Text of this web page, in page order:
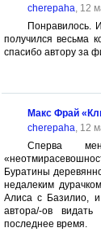
cherepaha, 12
Понравилось.
получился весьма
спасибо автору за
Макс Фрай
cherepaha, 12
Сперва
Буратины
недалеким
Алиса с Базилио,
автора/-ов
последнее время.